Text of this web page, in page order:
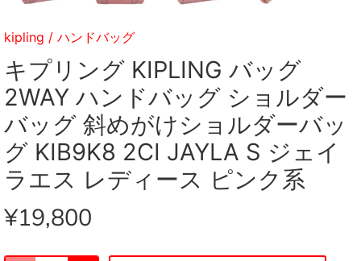
kipling / ハンドバッグ
キプリング KIPLING バッグ
2WAY ハンドバッグ ショルダー
バッグ 斜めがけショルダーバッ
グ KIB9K8 2CI JAYLA S ジェイ
ラエス レディース ピンク系
¥19,800